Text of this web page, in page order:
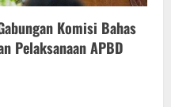
Komisi Bahas
Pelaksanaan APBD